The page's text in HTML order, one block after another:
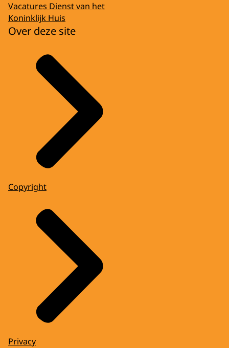
Vacatures Dienst van het
Koninklijk Huis
Over deze site
Copyright
Privacy